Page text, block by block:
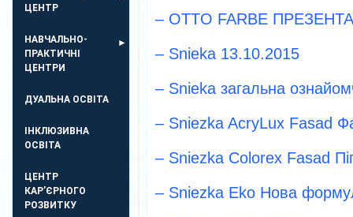
ЦЕНТР
НАВЧАЛЬНО-
ПРАКТИЧНІ
ЦЕНТРИ
ДУАЛЬНА ОСВІТА
ІНКЛЮЗИВНА
ОСВІТА
ЦЕНТР
КАР’ЄРНОГО
РОЗВИТКУ
–OTTO FARBE
– Snieka 13.10.2015
– Snieka загальна
– Sniezka AcryLux Fasad
– Sniezka Colorex Fasad
– Sniezka Eko Нова